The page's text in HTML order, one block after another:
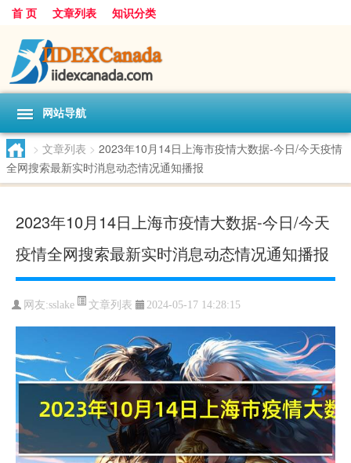
首 页 文章列表 知识分类
网站导航
> 文章列表 > 2023年10月14日上海市疫情大数据-今日/今天疫情
全网搜索最新实时消息动态情况通知播报
2023年10月14日上海市疫情大数据-今日/今天
疫情全网搜索最新实时消息动态情况通知播报
网友:sslake 文章列表 2024-05-17 14:28:15